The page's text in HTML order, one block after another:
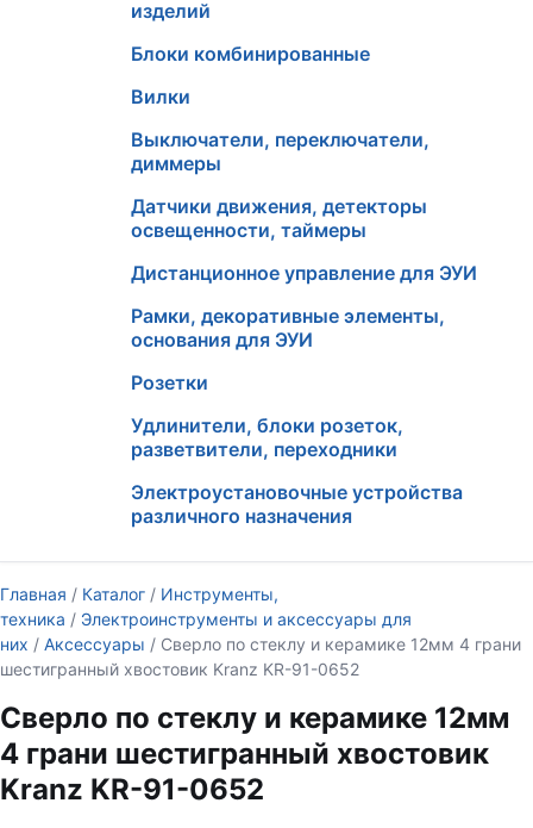
изделий
Блоки комбинированные
Вилки
Выключатели, переключатели,
диммеры
Датчики движения, детекторы
освещенности, таймеры
Дистанционное управление для ЭУИ
Рамки, декоративные элементы,
основания для ЭУИ
Розетки
Удлинители, блоки розеток,
разветвители, переходники
Электроустановочные устройства
различного назначения
Главная / Каталог / Инструменты,
техника / Электроинструменты и аксессуары для
них / Аксессуары / Сверло по стеклу и керамике 12мм 4 грани
шестигранный хвостовик Kranz KR-91-0652
Сверло по стеклу и керамике 12мм
4 грани шестигранный хвостовик
Kranz KR-91-0652